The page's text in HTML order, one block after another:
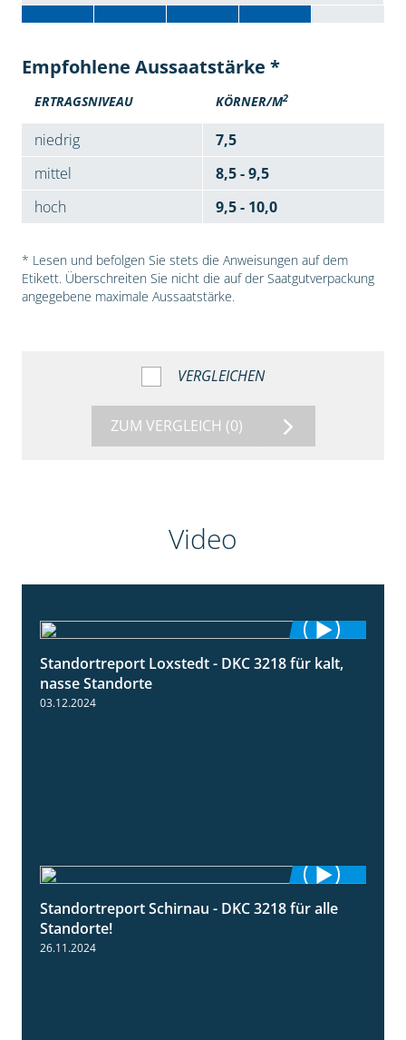
Empfohlene Aussaatstärke *
ERTRAGSNIVEAU KÖRNER/M2
niedrig
7,5
mittel
8,5 - 9,5
hoch
9,5 - 10,0
* Lesen und befolgen Sie stets die Anweisungen auf dem
Etikett. Überschreiten Sie nicht die auf der Saatgutverpackung
angegebene maximale Aussaatstärke.
VERGLEICHEN
ZUM VERGLEICH (0)
Video
0:53
Standortreport Loxstedt - DKC 3218 für kalt,
nasse Standorte
03.12.2024
2:02
Standortreport Schirnau - DKC 3218 für alle
Standorte!
26.11.2024